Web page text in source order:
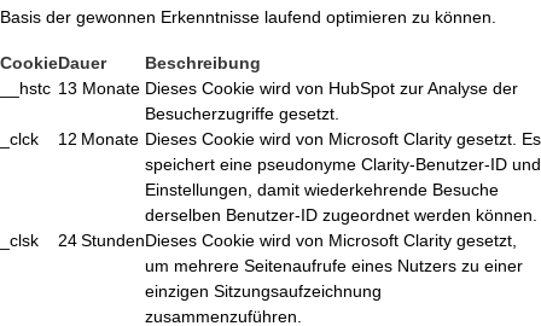
Basis der gewonnen Erkenntnisse laufend optimieren zu können.
CookieDauer
Beschreibung
__hstc 13 Monate Dieses Cookie wird von HubSpot zur Analyse der
Besucherzugriffe gesetzt.
_clck
12 Monate Dieses Cookie wird von Microsoft Clarity gesetzt. Es
speichert eine pseudonyme Clarity-Benutzer-ID und
Einstellungen, damit wiederkehrende Besuche
derselben Benutzer-ID zugeordnet werden können.
_clsk
24 StundenDieses Cookie wird von Microsoft Clarity gesetzt,
um mehrere Seitenaufrufe eines Nutzers zu einer
einzigen Sitzungsaufzeichnung
zusammenzuführen.